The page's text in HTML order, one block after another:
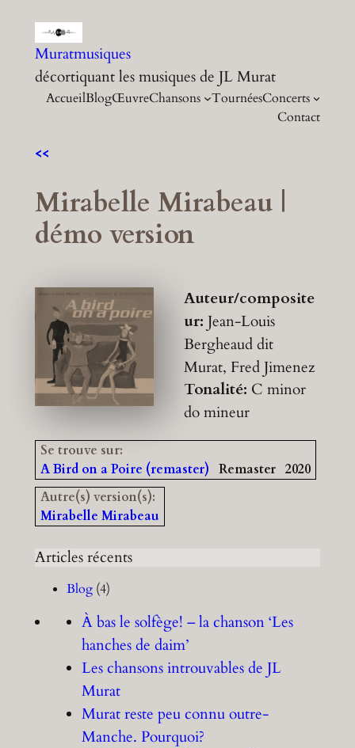
contenu
Muratmusiques
décortiquant les musiques de JL Murat
AccueilBlogŒuvreChansons TournéesConcerts
Contact
<<
Mirabelle Mirabeau |
démo version
Auteur/composite
ur:Jean-Louis
Bergheaud dit
Murat, Fred Jimenez
Tonalité: C minor
do mineur
Se trouve sur:
A Bird on a Poire (remaster) Remaster 2020
Autre(s) version(s):
Mirabelle Mirabeau
Articles récents
Blog(4)
À bas le solfège! – la chanson ‘Les
hanches de daim’
Les chansons introuvables de JL
Murat
Murat reste peu connu outre-
Manche. Pourquoi?